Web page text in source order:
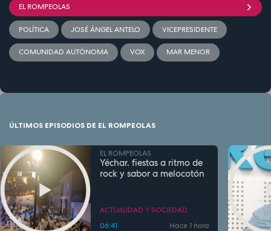
EL ROMPEOLAS
POLÍTICA JOSÉ ÁNGEL ANTELO VICEPRESIDENTE
COMUNIDAD AUTÓNOMA VOX MAR MENOR
ÚLTIMOS EPISODIOS DE EL ROMPEOLAS
EL ROMPEOLAS
Yéchar. fiestas a ritmo de
rock y sabor a melocotón
ACTUALIDAD Y SOCIEDAD
06:41
Hace 1 hora